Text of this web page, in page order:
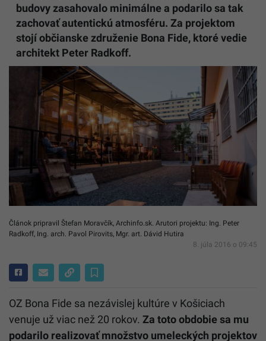
budovy zasahovalo minimálne a podarilo sa tak
zachovať autentickú atmosféru. Za projektom
stojí občianske združenie Bona Fide, ktoré vedie
architekt Peter Radkoff.
Článok pripravil Štefan Moravčík, Archinfo.sk. Arutori projektu: Ing. Peter
Radkoff, Ing. arch. Pavol Pirovits, Mgr. art. Dávid Hutira
8. júla 2016 o 09:45
OZ Bona Fide sa nezávislej kultúre v Košiciach
venuje už viac než 20 rokov. Za toto obdobie sa mu
podarilo realizovať množstvo umeleckých projektov